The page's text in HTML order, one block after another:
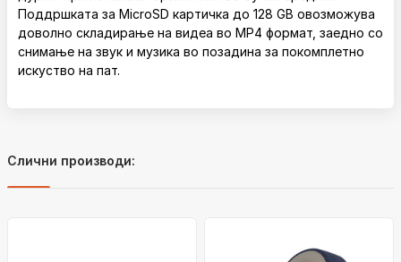
Поддршката за MicroSD картичка до 128 GB овозможува
доволно складирање на видеа во MP4 формат, заедно со
снимање на звук и музика во позадина за покомплетно
искуство на пат.
Слични производи: